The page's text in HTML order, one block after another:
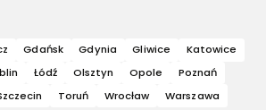
Gdańsk Gdynia Gliwice
Katowice
Łódź Olsztyn Opole
Poznań
Toruń Wrocław
Warszawa